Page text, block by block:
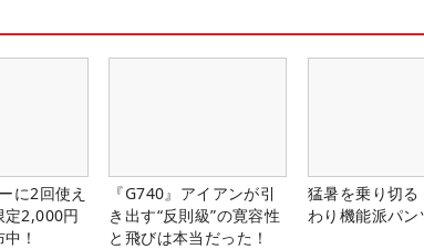
に2回使え
定2,000円
！
『G740』アイアンが引
き出す“反則級”の寛容性
と飛びは本当だった！
猛暑を乗り切
わり機能派パ